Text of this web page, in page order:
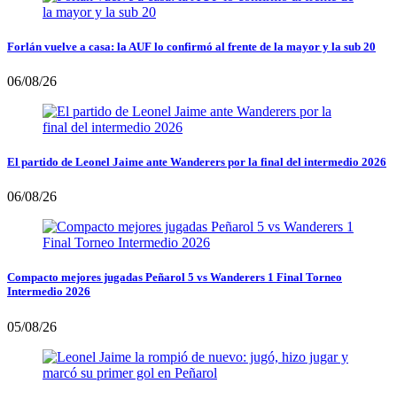
Forlán vuelve a casa: la AUF lo confirmó al frente de la mayor y la sub 20
06/08/26
El partido de Leonel Jaime ante Wanderers por la final del intermedio 2026
06/08/26
Compacto mejores jugadas Peñarol 5 vs Wanderers 1 Final Torneo
Intermedio 2026
05/08/26